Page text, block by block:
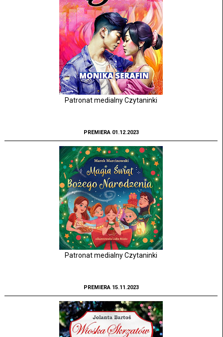
Patronat medialny Czytaninki
PREMIERA 01.12.2023
Patronat medialny Czytaninki
PREMIERA 15.11.2023